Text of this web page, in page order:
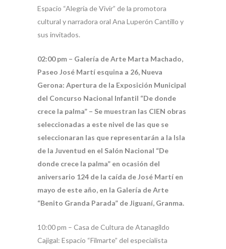
Espacio “Alegría de Vivir” de la promotora
cultural y narradora oral Ana Luperón Cantillo y
sus invitados.
02:00 pm – Galería de Arte Marta Machado,
Paseo José Martí esquina a 26, Nueva
Gerona: Apertura de la Exposición Municipal
del Concurso Nacional Infantil “De donde
crece la palma” – Se muestran las CIEN obras
seleccionadas a este nivel de las que se
seleccionaran las que representarán a la Isla
de la Juventud en el Salón Nacional “De
donde crece la palma” en ocasión del
aniversario 124 de la caída de José Martí en
mayo de este año, en la Galería de Arte
“Benito Granda Parada” de Jiguaní, Granma.
10:00 pm – Casa de Cultura de Atanagildo
Cajigal: Espacio “Filmarte” del especialista